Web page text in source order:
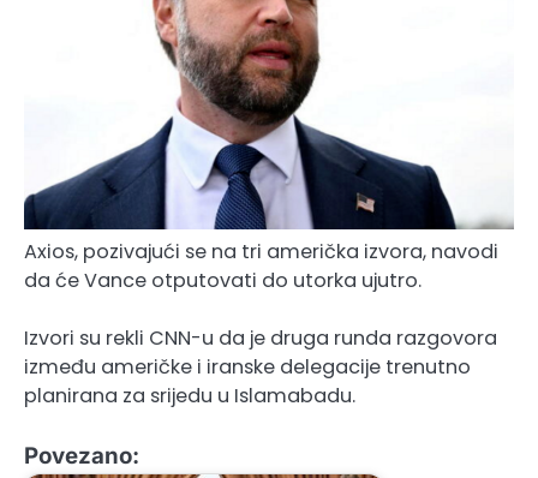
Axios, pozivajući se na tri američka izvora, navodi
da će Vance otputovati do utorka ujutro.
Izvori su rekli CNN-u da je druga runda razgovora
između američke i iranske delegacije trenutno
planirana za srijedu u Islamabadu.
Povezano: